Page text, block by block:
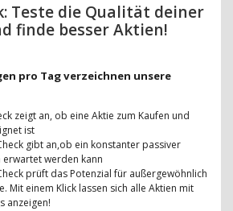
Teste die Qualität deiner
finde besser Aktien!
pro Tag verzeichnen unsere
zeigt an, ob eine Aktie zum Kaufen und
ist
gibt an,ob ein konstanter passiver
werden kann
prüft das Potenzial für außergewöhnlich
Mit einem Klick lassen sich alle Aktien mit
anzeigen!